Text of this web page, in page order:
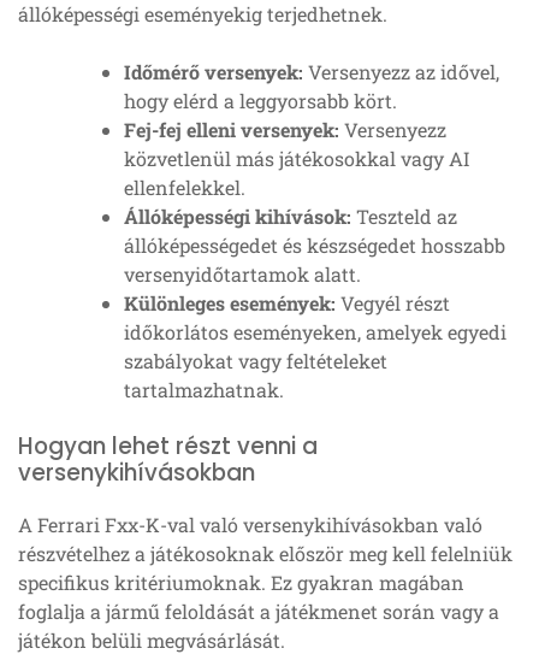
állóképességi eseményekig terjedhetnek.
Időmérő versenyek: Versenyezz az idővel,
hogy elérd a leggyorsabb kört.
Fej-fej elleni versenyek: Versenyezz
közvetlenül más játékosokkal vagy AI
ellenfelekkel.
Állóképességi kihívások: Teszteld az
állóképességedet és készségedet hosszabb
versenyidőtartamok alatt.
Különleges események: Vegyél részt
időkorlátos eseményeken, amelyek egyedi
szabályokat vagy feltételeket
tartalmazhatnak.
Hogyan lehet részt venni a
versenykihívásokban
A Ferrari Fxx-K-val való versenykihívásokban való
részvételhez a játékosoknak először meg kell felelniük
specifikus kritériumoknak. Ez gyakran magában
foglalja a jármű feloldását a játékmenet során vagy a
játékon belüli megvásárlását.